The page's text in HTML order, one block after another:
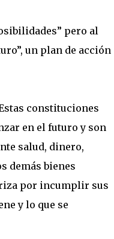
pero al
un plan de acción
constituciones
en el futuro y son
salud, dinero,
demás bienes
por incumplir sus
y lo que se